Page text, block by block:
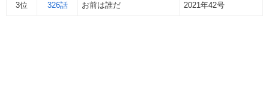
3位 326話 お前は誰だ 2021年42号